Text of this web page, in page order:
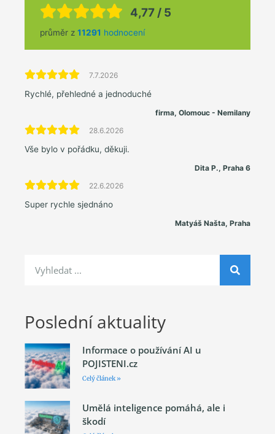
4,77 / 5
průměr z 11291 hodnocení
7.7.2026
Rychlé, přehledné a jednoduché
firma, Olomouc - Nemilany
28.6.2026
Vše bylo v pořádku, děkuji.
Dita P., Praha 6
22.6.2026
Super rychle sjednáno
Matyáš Našta, Praha
Poslední aktuality
Informace o používání AI u
POJISTENI.cz
Celý článek »
Umělá inteligence pomáhá, ale i
škodí